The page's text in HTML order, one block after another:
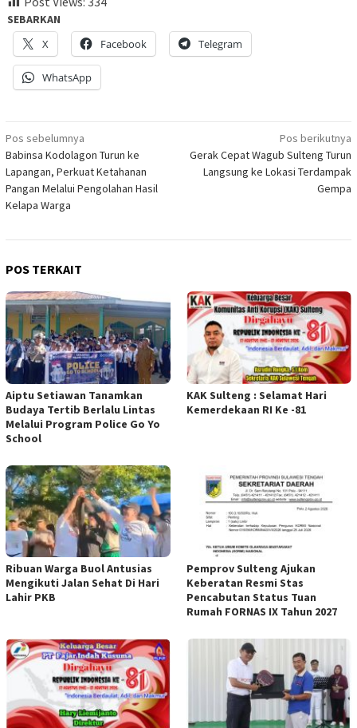
SEBARKAN
X
Facebook Telegram
WhatsApp
Navigasi
pos
Pos sebelumnya
Babinsa Kodolagon Turun ke
Lapangan, Perkuat Ketahanan
Pangan Melalui Pengolahan Hasil
Kelapa Warga
Pos berikutnya
Gerak Cepat Wagub Sulteng Turun
Langsung ke Lokasi Terdampak
Gempa
POS TERKAIT
Aiptu Setiawan Tanamkan
Budaya Tertib Berlalu Lintas
Melalui Program Police Go Yo
School
KAK Sulteng : Selamat Hari
Kemerdekaan RI Ke -81
Ribuan Warga Buol Antusias
Mengikuti Jalan Sehat Di Hari
Lahir PKB
Pemprov Sulteng Ajukan
Keberatan Resmi Stas
Pencabutan Status Tuan
Rumah FORNAS IX Tahun 2027